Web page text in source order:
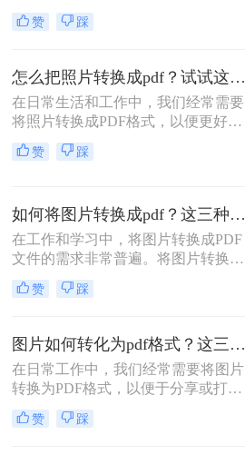
享、打印或归档。那么怎么把图片转
成pdf格式的文件呢？本文将介绍三种
方法都有其特点和适用场景，您可以
根据自己的需求选择最合适的方式。
赞 踩
怎么把照片转换成pdf？试试这三个转换方法！
在日常生活和工作中，我们经常需要
将照片转换成PDF格式，以便更好地
进行分享、存储或打印。那么怎么把
照片转换成pdf呢？本文将介绍三种将
赞 踩
如何将图片转换成pdf？这三种方法帮助你解决问题！
在工作和学习中，将图片转换成PDF
文件的需求非常普遍。将图片转换成
PDF不仅可以方便地整合多张图片，
还可以确保文件格式的一致性和兼容
文将介绍三种常见的图片转PDF方
法。
赞 踩
图片如何转化为pdf格式？这三个实用指南收好！
在日常工作中，我们经常需要将图片
转换为PDF格式，以便于分享或打
印。那么图片如何转化为pdf格式呢？
本文将介绍三种将图片转化为PDF格
赞 踩